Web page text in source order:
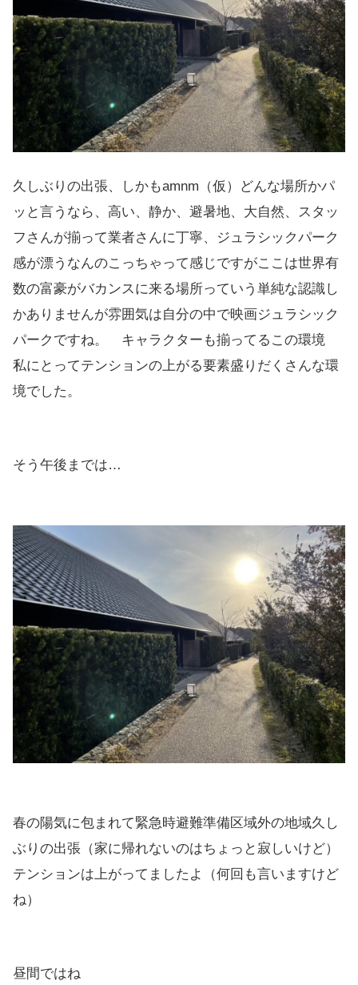
久しぶりの出張、しかもamnm（仮）どんな場所かパ
ッと言うなら、高い、静か、避暑地、大自然、スタッ
フさんが揃って業者さんに丁寧、ジュラシックパーク
感が漂うなんのこっちゃって感じですがここは世界有
数の富豪がバカンスに来る場所っていう単純な認識し
かありませんが雰囲気は自分の中で映画ジュラシック
パークですね。 キャラクターも揃ってるこの環境
私にとってテンションの上がる要素盛りだくさんな環
境でした。
そう午後までは…
春の陽気に包まれて緊急時避難準備区域外の地域久し
ぶりの出張（家に帰れないのはちょっと寂しいけど）
テンションは上がってましたよ（何回も言いますけど
ね）
昼間ではね